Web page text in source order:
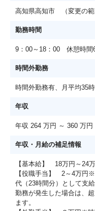
高知県高知市 （変更の範
勤務時間
9：00～18：00 休憩時間
時間外勤務
時間外勤務有、月平均35
年収
年収 264 万円 ～ 360 万円
年収・月給の補足情報
【基本給】 18万円～24
【役職手当】 2～4万円
代（23時間分）として支
勤務が発生した場合は、
ます。